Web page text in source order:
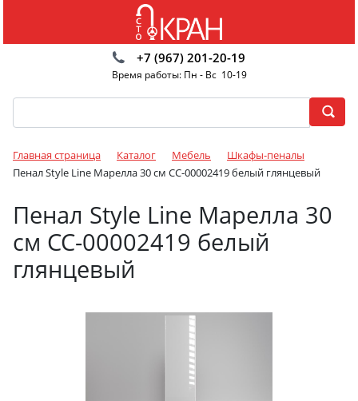
+7 (967) 201-20-19
Время работы: Пн - Вс 10-19
Главная страница Каталог Мебель
Шкафы-пеналы
Пенал Style Line Марелла 30 см СС-00002419 белый глянцевый
Пенал Style Line Марелла 30
см СС-00002419 белый
глянцевый